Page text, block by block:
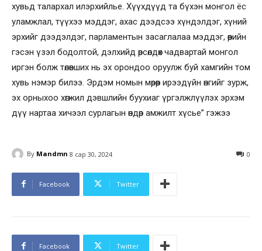
хувьд талархал илэрхийлье. Хүүхдүүд та бүхэн монгол ёс
уламжлал, түүхээ мэддэг, ахас дээдсээ хүндэлдэг, хүний
эрхийг дээдэлдэг, парламентын засаглалаа мэддэг, өөрийн
гэсэн үзэл бодолтой, дэлхийд өрсөлдөх чадвартай монгол
иргэн болж төлөвших нь эх орондоо оруулж буй хамгийн том
хувь нэмэр билээ. Эрдэм номын мөрөөр ирээдүйн өнгийг зурж,
эх орныхоо хөгжил дэвшлийн буухиаг үргэлжлүүлэх эрхэм
дүү нартаа хичээл сурлагын өндөр амжилт хүсье” гэжээ
By Mandmn 8 сар 30, 2024 0
Facebook Twitter
Facebook Twitter